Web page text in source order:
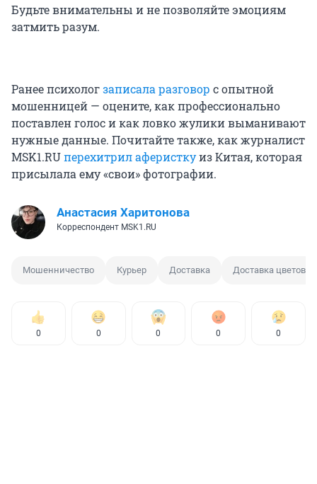
Будьте внимательны и не позволяйте эмоциям
затмить разум.
Ранее психологзаписала разговор с опытной
мошенницей — оцените, как профессионально
поставлен голос и как ловко жулики выманивают
нужные данные. Почитайте также, как журналист
MSK1.RUперехитрил аферисткуиз Китая, которая
присылала ему «свои» фотографии.
Анастасия Харитонова
Корреспондент MSK1.RU
Мошенничество Курьер Доставка Доставка цветов
0 0 0 0 0